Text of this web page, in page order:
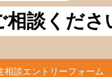
相談くださ
相談エントリーフォーム